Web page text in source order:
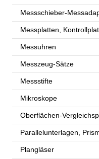
Messschieber-
Messplatten,
Messuhren
Messzeug-Sätze
Messstifte
Mikroskope
Oberflächen-
Parallelunterlagen,
Plangläser